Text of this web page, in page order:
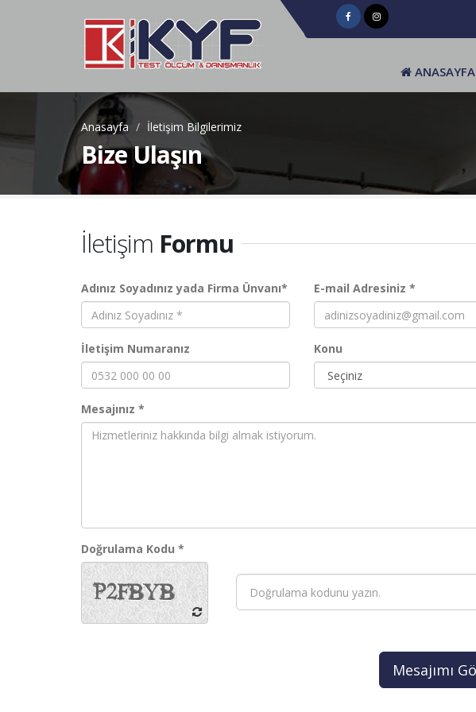
ANASAYFA
Anasayfa İletişim Bilgilerimiz
Bize Ulaşın
İletişim Formu
Adınız Soyadınız yada Firma Ünvanı* E-mail Adresiniz *
İletişim Numaranız Konu
Mesajınız *
Doğrulama Kodu *